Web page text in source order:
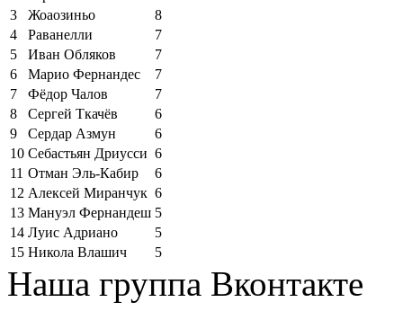
3
Жоаозиньо
8
4
Раванелли
7
5
Иван Обляков
7
6
Марио Фернандес
7
7
Фёдор Чалов
7
8
Сергей Ткачёв
6
9
Сердар Азмун
6
10 Себастьян Дриусси 6
11 Отман Эль-Кабир
6
12 Алексей Миранчук 6
13 Мануэл Фернандеш 5
14 Луис Адриано
5
15 Никола Влашич 5
Наша группа Вконтакте